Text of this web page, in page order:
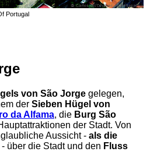
Portugal
von São Jorge gelegen,
der Sieben Hügel von
da Alfama, die Burg São
der Stadt. Von
Aussicht - als die
über die Stadt und den Fluss